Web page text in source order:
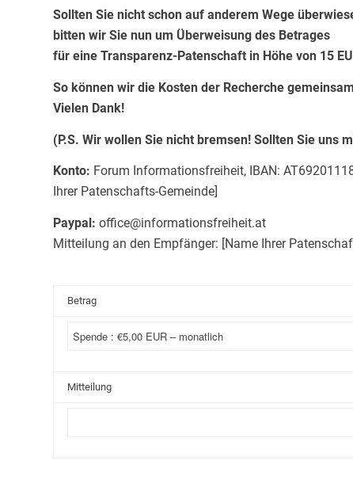
Sollten Sie nicht schon auf anderem Wege
bitten wir Sie nun um Überweisung des Betrages
für eine Transparenz-Patenschaft in Höhe von 15
So können wir die Kosten der Recherche
Vielen Dank!
(P.S. Wir wollen Sie nicht bremsen! Sollten Sie
Konto: Forum Informationsfreiheit, IBAN:
Ihrer Patenschafts-Gemeinde]
Paypal: office@informationsfreiheit.at
Mitteilung an den Empfänger: [Name Ihrer
Betrag
Mitteilung